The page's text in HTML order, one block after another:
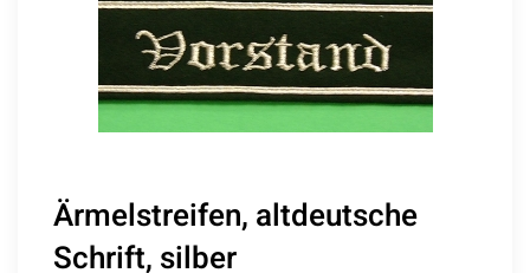
Ärmelstreifen, altdeutsche
Schrift, silber